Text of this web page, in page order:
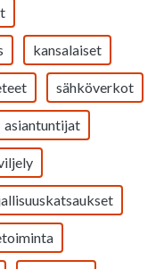
kansalaiset
sähköverkot
asiantuntijat